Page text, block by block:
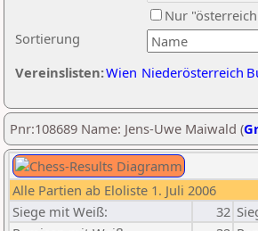
Sortierung
Nur
Vereinslisten:Wien Niederösterreich
Pnr:108689 Name: Jens-Uwe Maiwald (
Alle Partien ab Eloliste 1. Juli 2006
Siege mit Weiß:
32